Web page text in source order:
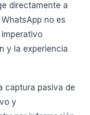
directamente a
no es
y la experiencia
captura pasiva de
y